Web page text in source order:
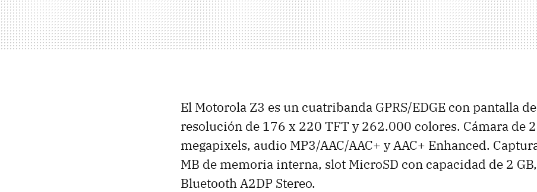
El Motorola Z3 es un cuatribanda GPRS/EDGE con pantalla
resolución de 176 x 220 TFT y 262.000 colores. Cámara de
megapixels, audio MP3/AAC/AAC+ y AAC+ Enhanced.
MB de memoria interna, slot MicroSD con capacidad de 2
Bluetooth A2DP Stereo.